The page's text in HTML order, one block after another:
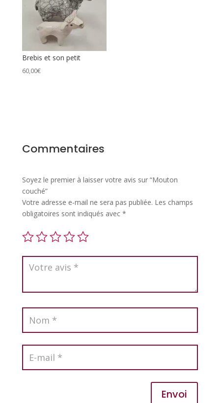
Brebis et son petit
60,00€
Commentaires
Soyez le premier à laisser votre avis sur “Mouton
couché”
Votre adresse e-mail ne sera pas publiée. Les champs
obligatoires sont indiqués avec *
Envoi